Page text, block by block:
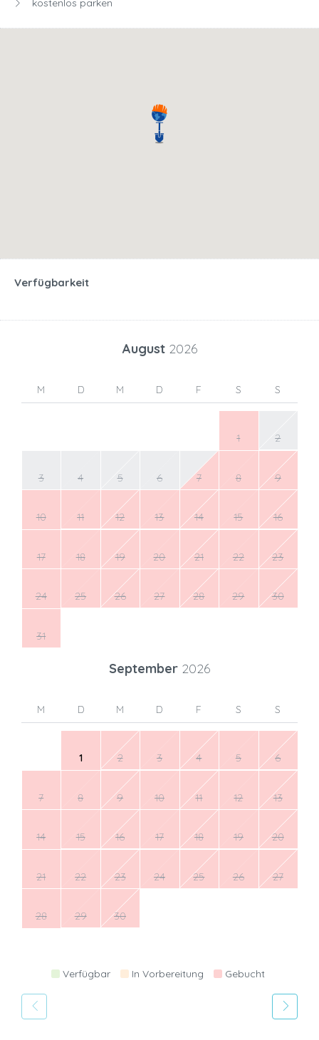
kostenlos parken
Verfügbarkeit
August 2026
M D M D F S S
1 2
3 4 5 6 7 8 9
10 11 12 13 14 15 16
17 18 19 20 21 22 23
24 25 26 27 28 29 30
31
September 2026
M D M D F S S
1 2 3 4 5 6
7 8 9 10 11 12 13
14 15 16 17 18 19 20
21 22 23 24 25 26 27
28 29 30
Verfügbar In Vorbereitung Gebucht